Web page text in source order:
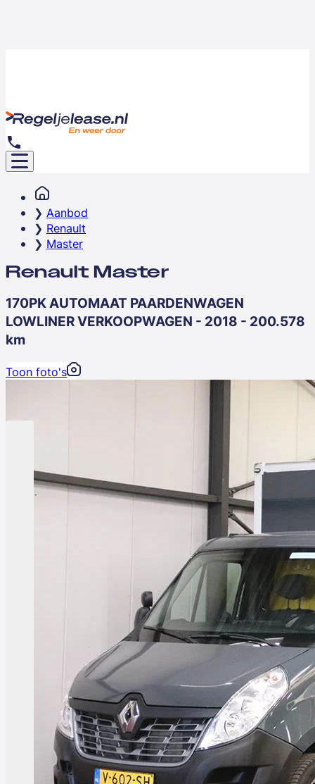
Aanbod
Renault
Master
Renault Master
170PK AUTOMAAT PAARDENWAGEN
LOWLINER VERKOOPWAGEN - 2018 - 200.578
km
Toon foto's